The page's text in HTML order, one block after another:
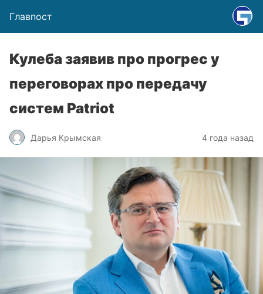
Главпост
Кулеба заявив про прогрес у
переговорах про передачу
систем Patriot
Дарья Крымская 4 года назад